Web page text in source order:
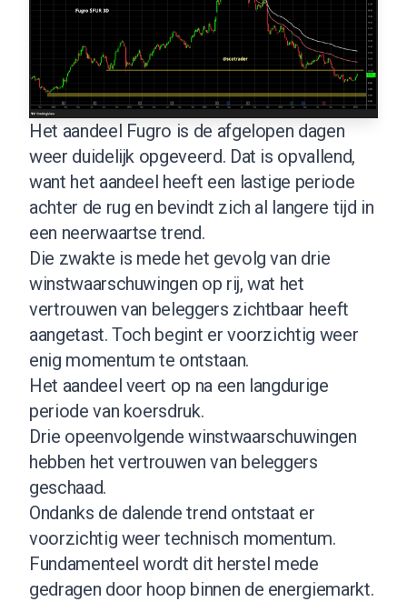
Het aandeel Fugro is de afgelopen dagen
weer duidelijk opgeveerd. Dat is opvallend,
want het aandeel heeft een lastige periode
achter de rug en bevindt zich al langere tijd in
een neerwaartse trend.
Die zwakte is mede het gevolg van drie
winstwaarschuwingen op rij, wat het
vertrouwen van beleggers zichtbaar heeft
aangetast. Toch begint er voorzichtig weer
enig momentum te ontstaan.
Het aandeel veert op na een langdurige
periode van koersdruk.
Drie opeenvolgende winstwaarschuwingen
hebben het vertrouwen van beleggers
geschaad.
Ondanks de dalende trend ontstaat er
voorzichtig weer technisch momentum.
Fundamenteel wordt dit herstel mede
gedragen door hoop binnen de energiemarkt.